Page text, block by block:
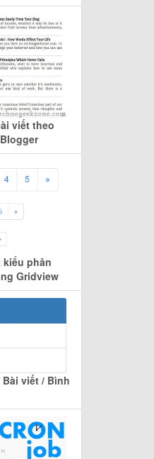
viết theo
kiểu phân
Gridview
viết / Bình